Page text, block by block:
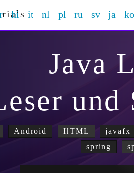
hi it nl pl ru sv ja ko
Java
Android HTML javafx
spring